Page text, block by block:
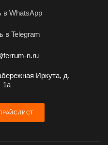
в WhatsApp
в Telegram
n.ru
Иркута, д.
1а